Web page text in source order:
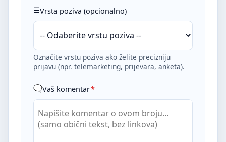
Vrsta poziva (opcionalno)
Označite vrstu poziva ako želite precizniju
prijavu (npr. telemarketing, prijevara, anketa).
Vaš komentar*